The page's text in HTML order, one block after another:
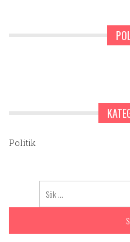
Politik
efter: